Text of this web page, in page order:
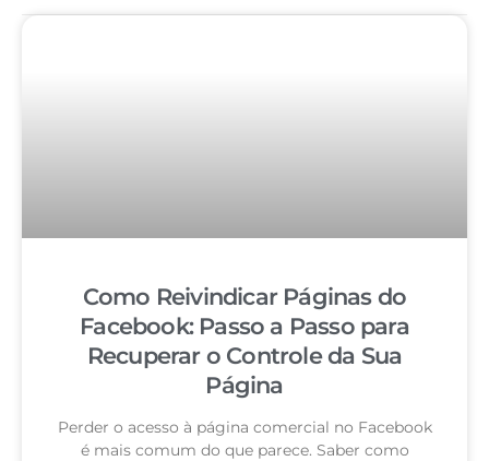
Como Reivindicar Páginas do
Facebook: Passo a Passo para
Recuperar o Controle da Sua
Página
Perder o acesso à página comercial no Facebook
é mais comum do que parece. Saber como